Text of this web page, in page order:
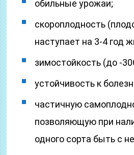
обильные урожаи;
скороплодность
наступает на 3-4 год
зимостойкость (до -
устойчивость к
частичную
позволяющую при
одного сорта быть с